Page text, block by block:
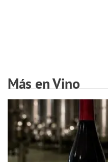
Más en Vino